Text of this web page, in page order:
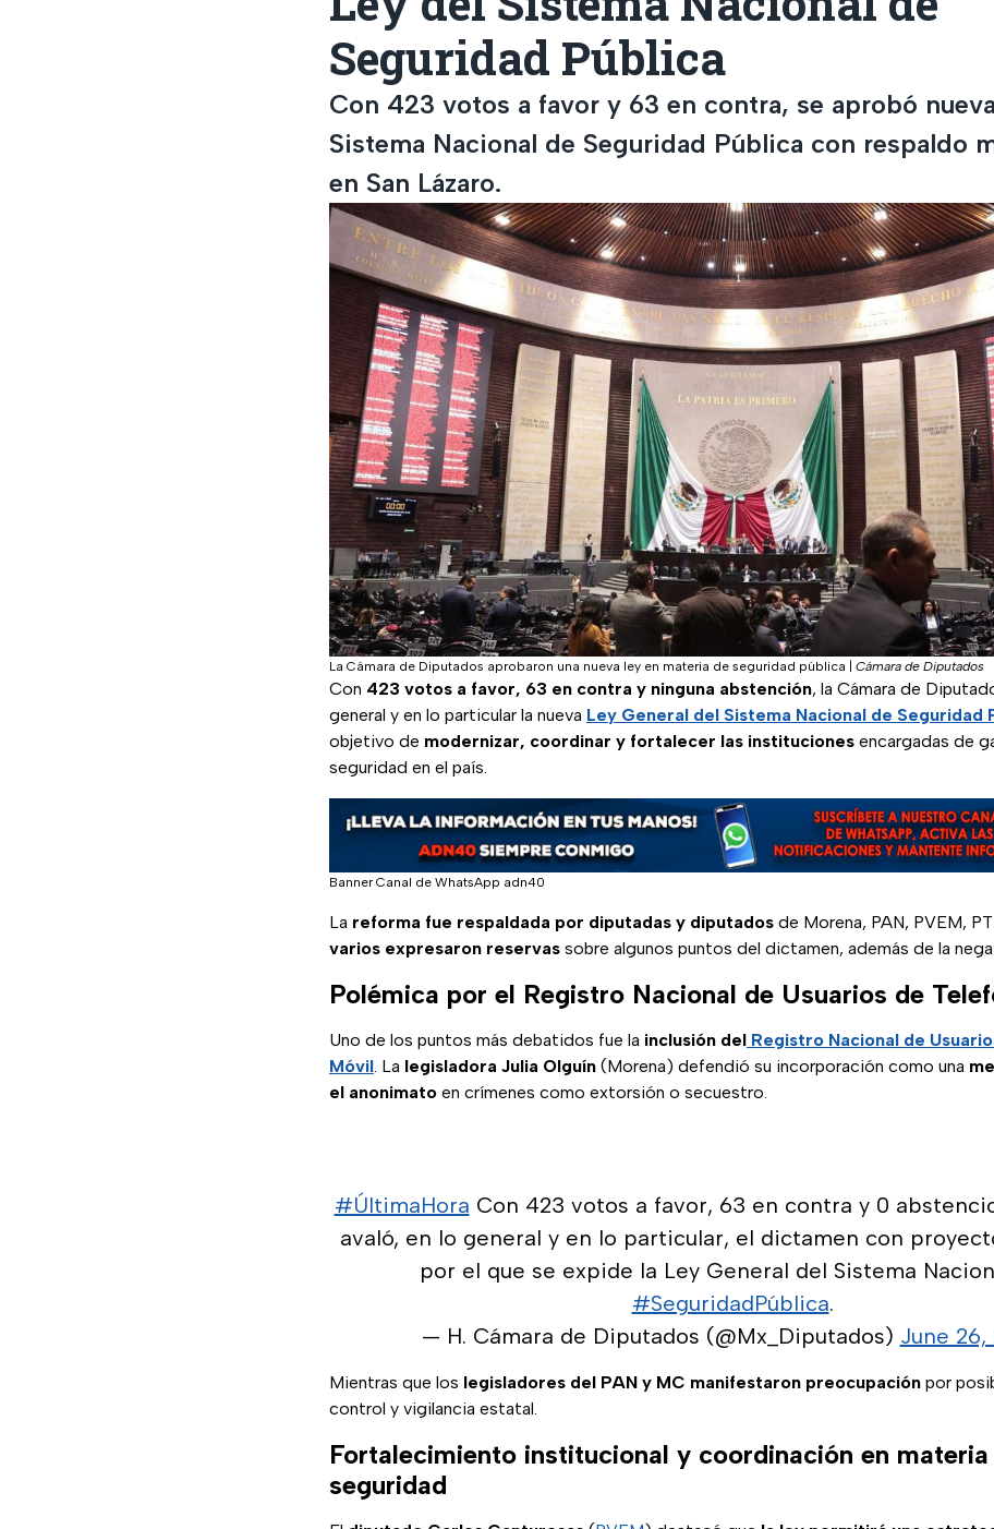
Seguridad Pública
Con 423 votos a favor y 63 en contra, se aprobó
Sistema Nacional de Seguridad Pública con respaldo
en San Lázaro.
La Cámara de Diputados aprobaron una nueva ley en materia de seguridad pública Cámara de Diputados
Con 423 votos a favor, 63 en contra y ninguna abstención, la Cámara de
general y en lo particular la nueva Ley General del Sistema Nacional de Seguridad
objetivo de modernizar, coordinar y fortalecer las instituciones encargadas de
seguridad en el país.
Banner Canal de WhatsApp adn40
La reforma fue respaldada por diputadas y diputados de Morena, PAN, PVEM,
varios expresaron reservas sobre algunos puntos del dictamen, además de la
Polémica por el Registro Nacional de Usuarios de
Uno de los puntos más debatidos fue la inclusión del Registro Nacional de
Móvil. La legisladora Julia Olguín (Morena) defendió su incorporación como una
el anonimato en crímenes como extorsión o secuestro.
#ÚltimaHora Con 423 votos a favor, 63 en contra y 0
avaló, en lo general y en lo particular, el dictamen con
por el que se expide la Ley General del Sistema
#SeguridadPública.
— H. Cámara de Diputados (@Mx_Diputados) June 26,
Mientras que los legisladores del PAN y MC manifestaron preocupación por
control y vigilancia estatal.
Fortalecimiento institucional y coordinación en materia
seguridad